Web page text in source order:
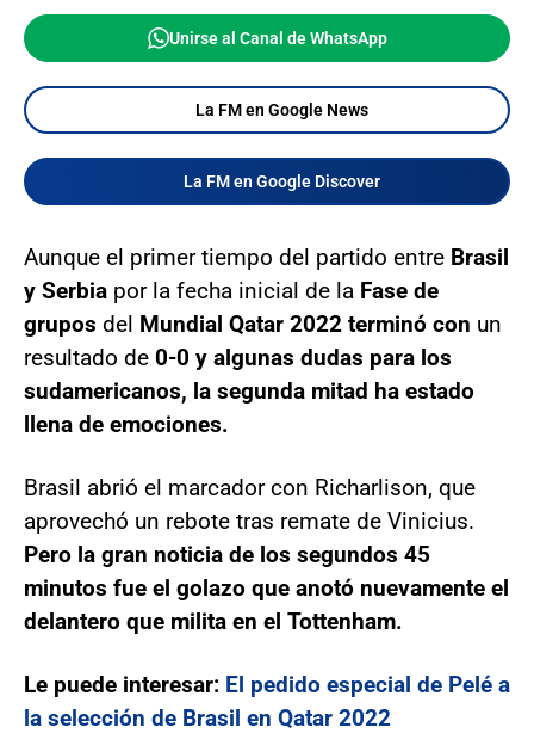
Unirse al Canal de WhatsApp
La FM en Google News
La FM en Google Discover
Aunque el primer tiempo del partido entre Brasil
y Serbia por la fecha inicial de la Fase de
grupos del Mundial Qatar 2022 terminó con un
resultado de 0-0 y algunas dudas para los
sudamericanos, la segunda mitad ha estado
llena de emociones.
Brasil abrió el marcador con Richarlison, que
aprovechó un rebote tras remate de Vinicius.
Pero la gran noticia de los segundos 45
minutos fue el golazo que anotó nuevamente el
delantero que milita en el Tottenham.
Le puede interesar: El pedido especial de Pelé a
la selección de Brasil en Qatar 2022